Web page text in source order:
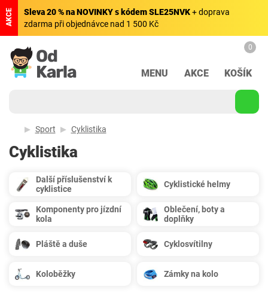
AKCE Sleva 20 % na NOVINKY s kódem SLE25NVK+ doprava
zdarma při objednávce nad 1 500 Kč
MENU AKCE
0
KOŠÍK
Sport Cyklistika
Cyklistika
Další příslušenství k
cyklistice
Cyklistické helmy
Komponenty pro jízdní
kola
Oblečení, boty a
doplňky
Pláště a duše Cyklosvítilny
Koloběžky Zámky na kolo